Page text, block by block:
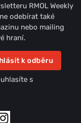
RMOL Weekly
odebírat také
nebo mailing
hraní.
k odběru
s